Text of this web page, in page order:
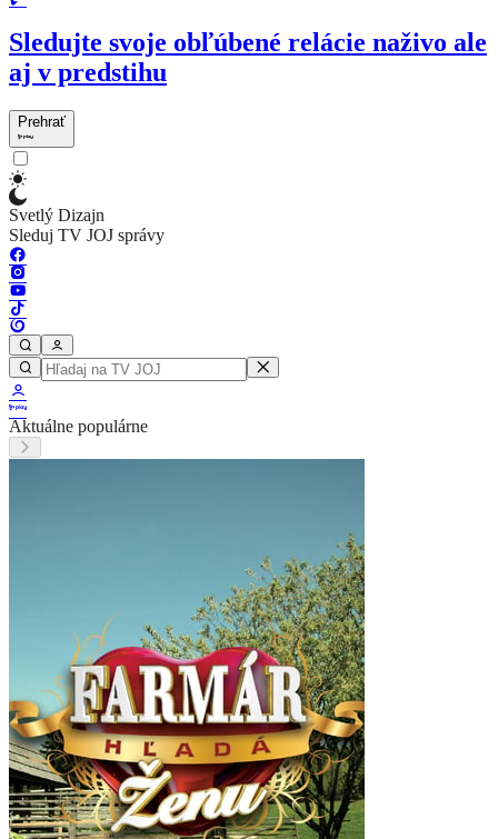
Sledujte svoje obľúbené relácie naživo ale
aj v predstihu
Prehrať
Svetlý Dizajn
Sleduj TV JOJ správy
Aktuálne populárne